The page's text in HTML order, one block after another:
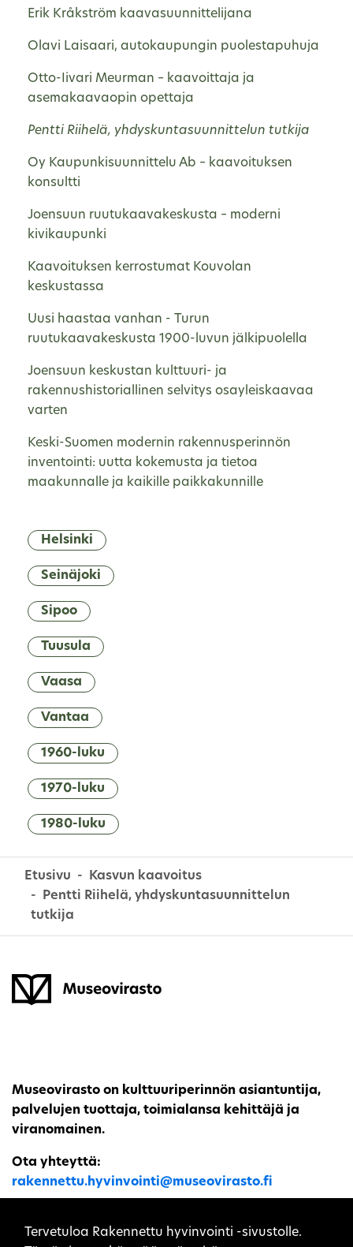
Erik Kråkström kaavasuunnittelijana
Olavi Laisaari, autokaupungin puolestapuhuja
Otto-Iivari Meurman – kaavoittaja ja
asemakaavaopin opettaja
Pentti Riihelä, yhdyskuntasuunnittelun tutkija
Oy Kaupunkisuunnittelu Ab – kaavoituksen
konsultti
Joensuun ruutukaavakeskusta – moderni
kivikaupunki
Kaavoituksen kerrostumat Kouvolan
keskustassa
Uusi haastaa vanhan - Turun
ruutukaavakeskusta 1900-luvun jälkipuolella
Joensuun keskustan kulttuuri- ja
rakennushistoriallinen selvitys osayleiskaavaa
varten
Keski-Suomen modernin rakennusperinnön
inventointi: uutta kokemusta ja tietoa
maakunnalle ja kaikille paikkakunnille
Helsinki
Seinäjoki
Sipoo
Tuusula
Vaasa
Vantaa
1960-luku
1970-luku
1980-luku
Etusivu
Kasvun kaavoitus
Pentti Riihelä, yhdyskuntasuunnittelun
tutkija
Museovirasto on kulttuuriperinnön asiantuntija,
palvelujen tuottaja, toimialansa kehittäjä ja
viranomainen.
Ota yhteyttä:
rakennettu.hyvinvointi@museovirasto.fi
Sivuston evästeet
Tervetuloa Rakennettu hyvinvointi -sivustolle.